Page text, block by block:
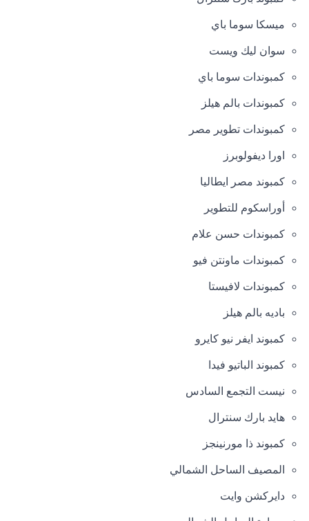
ميسكا سوما باي
سوان ليك ويست
كمبوندات سوما باي
كمبوندات بالم هيلز
كمبوندات تطوير مصر
اورا ديفولوبرز
كمبوند مصر ايطاليا
أوراسكوم للتطوير
كمبوندات حسن علام
كمبوندات ماونتن فيو
كمبوندات لافيستا
باديه بالم هيلز
كمبوند ايفر نيو كايرو
كمبوند الباتيو فيدا
نيست التجمع السادس
هايد بارك سنترال
كمبوند ذا مورنينجز
المصيف الساحل الشمالي
دايركشن وايت